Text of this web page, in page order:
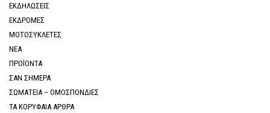
ΕΚΔΗΛΩΣΕΙΣ
ΕΚΔΡΟΜΕΣ
ΜΟΤΟΣΥΚΛΕΤΕΣ
ΝΕΑ
ΠΡΟΪΟΝΤΑ
ΣΑΝ ΣΗΜΕΡΑ
ΣΩΜΑΤΕΙΑ – ΟΜΟΣΠΟΝΔΙΕΣ
ΤΑ ΚΟΡΥΦΑΙΑ ΑΡΘΡΑ